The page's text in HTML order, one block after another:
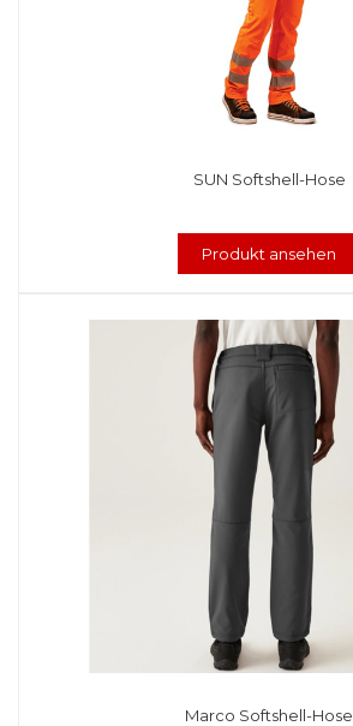
SUN Softshell-Hose
Produkt ansehen
Marco Softshell-Hose